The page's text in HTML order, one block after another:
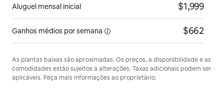
Aluguel mensal inicial $1,999
Ganhos médios por semana $662
As plantas baixas são aproximadas. Os preços, a disponibilidade e as
comodidades estão sujeitos a alterações. Taxas adicionais podem ser
aplicáveis. Peça mais informações ao proprietário.